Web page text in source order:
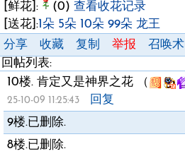
[鲜花]:
(0) 查看收花记录
[送花]:1朵 5朵 10朵 99朵 龙王
分享
收藏 复制 举报 召唤术
回帖列表:
10楼. 肯定又是神界之花 （
25-10-09 11:25:43
回复
9楼.已删除.
8楼.已删除.